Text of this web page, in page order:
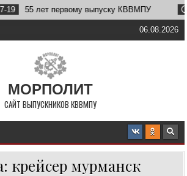
55 лет первому выпуску КВВМПУ
06.08.2026
МОРПОЛИТ
САЙТ ВЫПУСКНИКОВ КВВМПУ
крейсер мурманск